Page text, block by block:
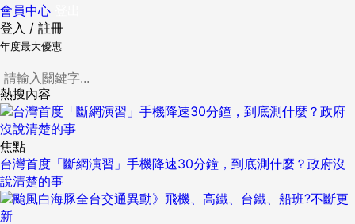
會員中心
登入 / 註冊
年度最大優惠
熱搜內容
焦點
台灣首度「斷網演習」手機降速30分鐘，到底測什麼？政府沒
說清楚的事